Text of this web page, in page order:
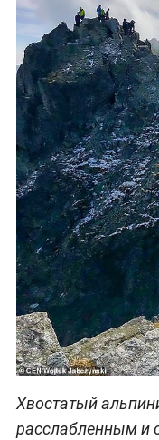
Хвостатый
расслабленным и